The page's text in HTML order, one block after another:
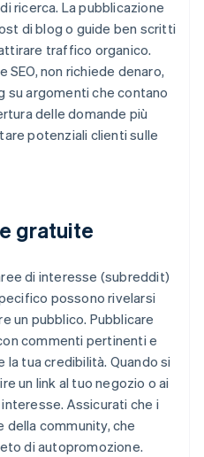
ricerca. La pubblicazione
di blog o guide ben scritti
traffico organico.
non richiede denaro,
su argomenti che contano
delle domande più
potenziali clienti sulle
gratuite
di interesse (subreddit)
possono rivelarsi
un pubblico. Pubblicare
commenti pertinenti e
tua credibilità. Quando si
un link al tuo negozio o ai
Assicurati che i
community, che
di autopromozione.